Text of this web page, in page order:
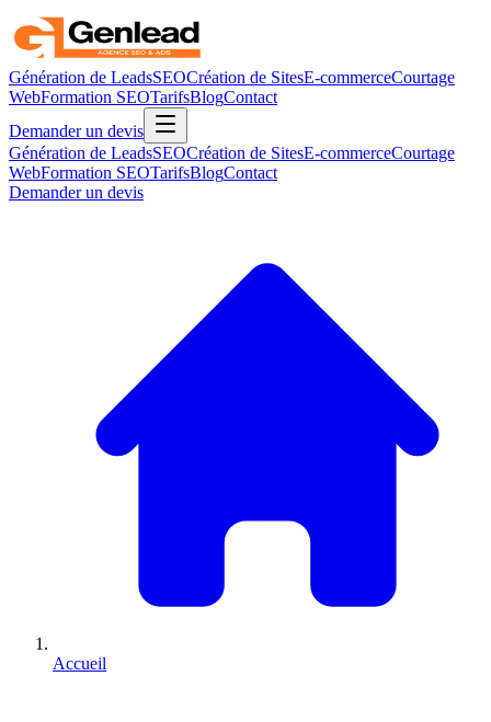
Génération de LeadsSEOCréation de SitesE-commerceCourtage
WebFormation SEOTarifsBlogContact
Demander un devis
Génération de LeadsSEOCréation de SitesE-commerceCourtage
WebFormation SEOTarifsBlogContact
Demander un devis
Accueil